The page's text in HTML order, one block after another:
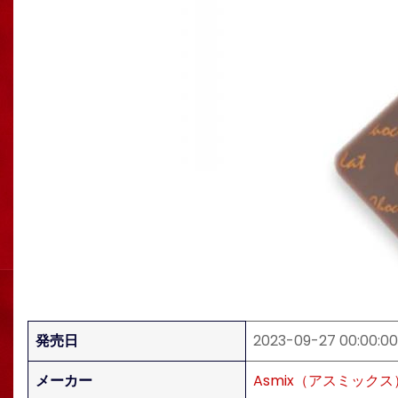
発売日
2023-09-27 00:00:00
メーカー
Asmix（アスミックス